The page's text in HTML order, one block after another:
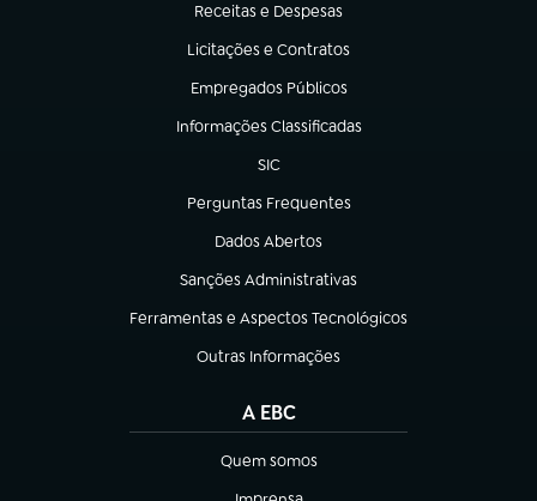
Receitas e Despesas
(abre em nova aba)
Licitações e Contratos
(abre em nova aba)
Empregados Públicos
(abre em nova aba)
Informações Classificadas
(abre em nova aba)
SIC
(abre em nova aba)
Perguntas Frequentes
(abre em nova aba)
Dados Abertos
(abre em nova aba)
Sanções Administrativas
(abre em nova aba)
Ferramentas e Aspectos Tecnológicos
(abre em nova aba)
Outras Informações
(abre em nova aba)
A EBC
Quem somos
(abre em nova aba)